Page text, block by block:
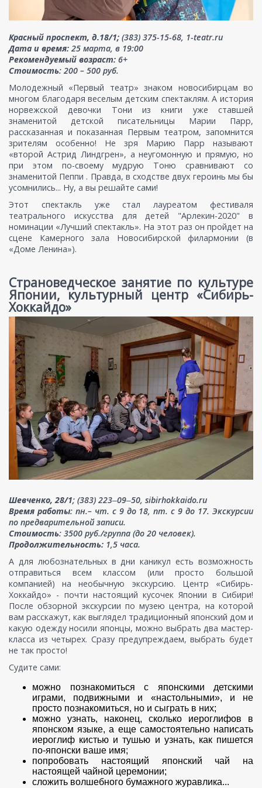
Красный проспект, д.18/1; (383) 375-15-68, 1-teatr.ru
Дата и время: 25 марта, в 19:00
Рекомендуемый возраст: 6+
Стоимость: 200 – 500 руб.
Молодежный «Первый театр» знаком новосибирцам во
многом благодаря веселым детским спектаклям. А история
норвежской девочки Тони из книги уже ставшей
знаменитой детской писательницы Марии Парр,
рассказанная и показанная Первым театром, запомнится
зрителям особенно! Не зря Марию Парр называют
«второй Астрид Линдгрен», а неугомонную и прямую, но
при этом по-своему мудрую Тоню сравнивают со
знаменитой Пеппи . Правда, в сходстве двух героинь мы бы
усомнились... Ну, а вы решайте сами!
Этот спектакль уже стал лауреатом фестиваля
театрального искусства для детей "Арлекин-2020" в
номинации «Лучший спектакль». На этот раз он пройдет на
сцене Камерного зала Новосибирской филармонии (в
«Доме Ленина»).
Страноведческое занятие по культуре
Японии, культурный центр «Сибирь-
Хоккайдо»
Шевченко, 28/1; (383) 223‒09‒50, sibirhokkaido.ru
Время работы: пн.– чт. с 9 до 18, пт. с 9 до 17. Экскурсии
по предварительной записи.
Стоимость: 3500 руб./группа (до 20 человек).
Продолжительность: 1,5 часа.
А для любознательных в дни каникул есть возможность
отправиться всем классом (или просто большой
компанией) на необычную экскурсию. Центр «Сибирь-
Хоккайдо» - почти настоящий кусочек Японии в Сибири!
После обзорной экскурсии по музею центра, на которой
вам расскажут, как выглядел традиционный японский дом и
какую одежду носили японцы, можно выбрать два мастер-
класса из четырех. Сразу предупреждаем, выбрать будет
не так просто!
Судите сами:
можно познакомиться с японскими детскими
играми, подвижными и «настольными», и не
просто познакомиться, но и сыграть в них;
можно узнать, наконец, сколько иероглифов в
японском языке, а еще самостоятельно написать
иероглиф кистью и тушью и узнать, как пишется
по-японски ваше имя;
попробовать настоящий японский чай на
настоящей чайной церемонии;
сложить волшебного бумажного журавлика...